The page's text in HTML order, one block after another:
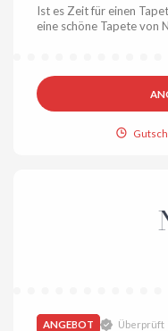
Ist es Zeit für einen
eine schöne Tapete von
ANGEBOT Überprüft